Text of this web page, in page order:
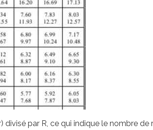
par R, ce qui indique le nombre de